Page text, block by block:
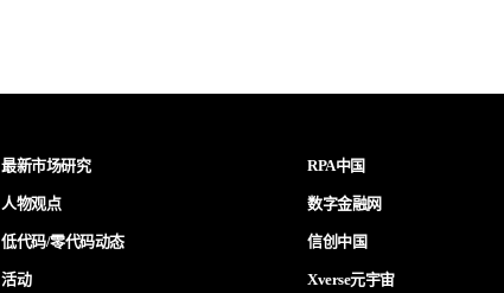
最新市场研究
人物观点
低代码/零代码动态
活动
RPA中国
数字金融网
信创中国
Xverse元宇宙